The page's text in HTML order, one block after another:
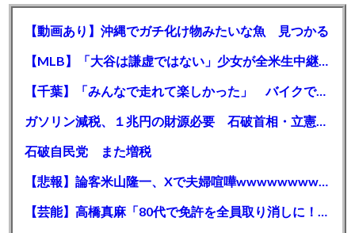
【動画あり】沖縄でガチ化け物みたいな魚 見つかる
【MLB】「大谷は謙虚ではない」少女が全米生中継で突然の大谷翔平批判 サイン無視された過去明かす
【千葉】「みんなで走れて楽しかった」 バイクでバースデー集団暴走 男女５７人を書類送検 SNSで参加者募る
ガソリン減税、１兆円の財源必要 石破首相・立憲野田氏「財源は死に物狂いで確保しなければならない」「本当に死に物狂いで」
石破自民党 また増税
【悲報】論客米山隆一、Xで夫婦喧嘩wwwwwwwwwwww
【芸能】高橋真麻「80代で免許を全員取り消しに！」 高齢ドライバーの事故問題で、高齢者の運転免許取り消し法を提案